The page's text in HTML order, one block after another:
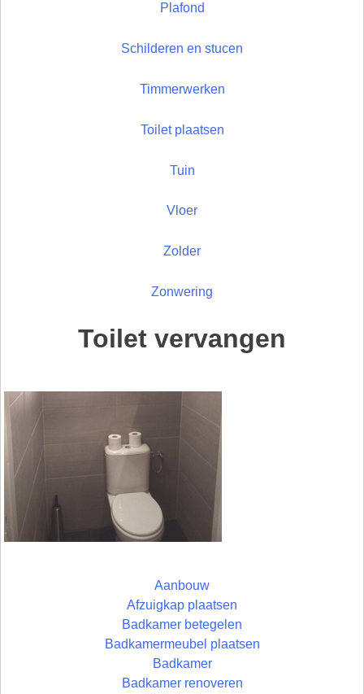
Plafond
Schilderen en stucen
Timmerwerken
Toilet plaatsen
Tuin
Vloer
Zolder
Zonwering
Toilet vervangen
Aanbouw
Afzuigkap plaatsen
Badkamer betegelen
Badkamermeubel plaatsen
Badkamer
Badkamer renoveren